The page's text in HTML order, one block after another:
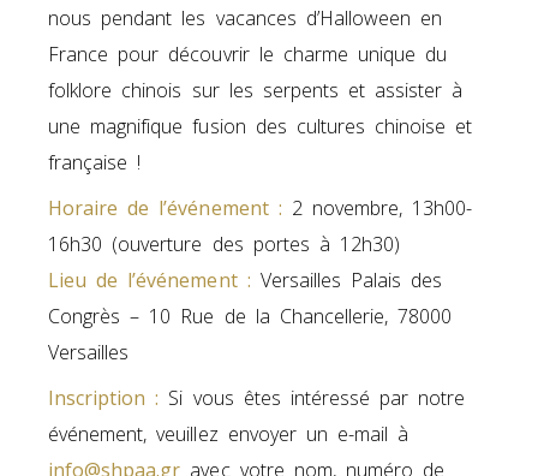
nous pendant les vacances d’Halloween en
France pour découvrir le charme unique du
folklore chinois sur les serpents et assister à
une magnifique fusion des cultures chinoise et
française !
Horaire de l’événement : 2 novembre, 13h00-
16h30 (ouverture des portes à 12h30)
Lieu de l’événement : Versailles Palais des
Congrès – 10 Rue de la Chancellerie, 78000
Versailles
Inscription : Si vous êtes intéressé par notre
événement, veuillez envoyer un e-mail à
info@shpaa.gr avec votre nom, numéro de